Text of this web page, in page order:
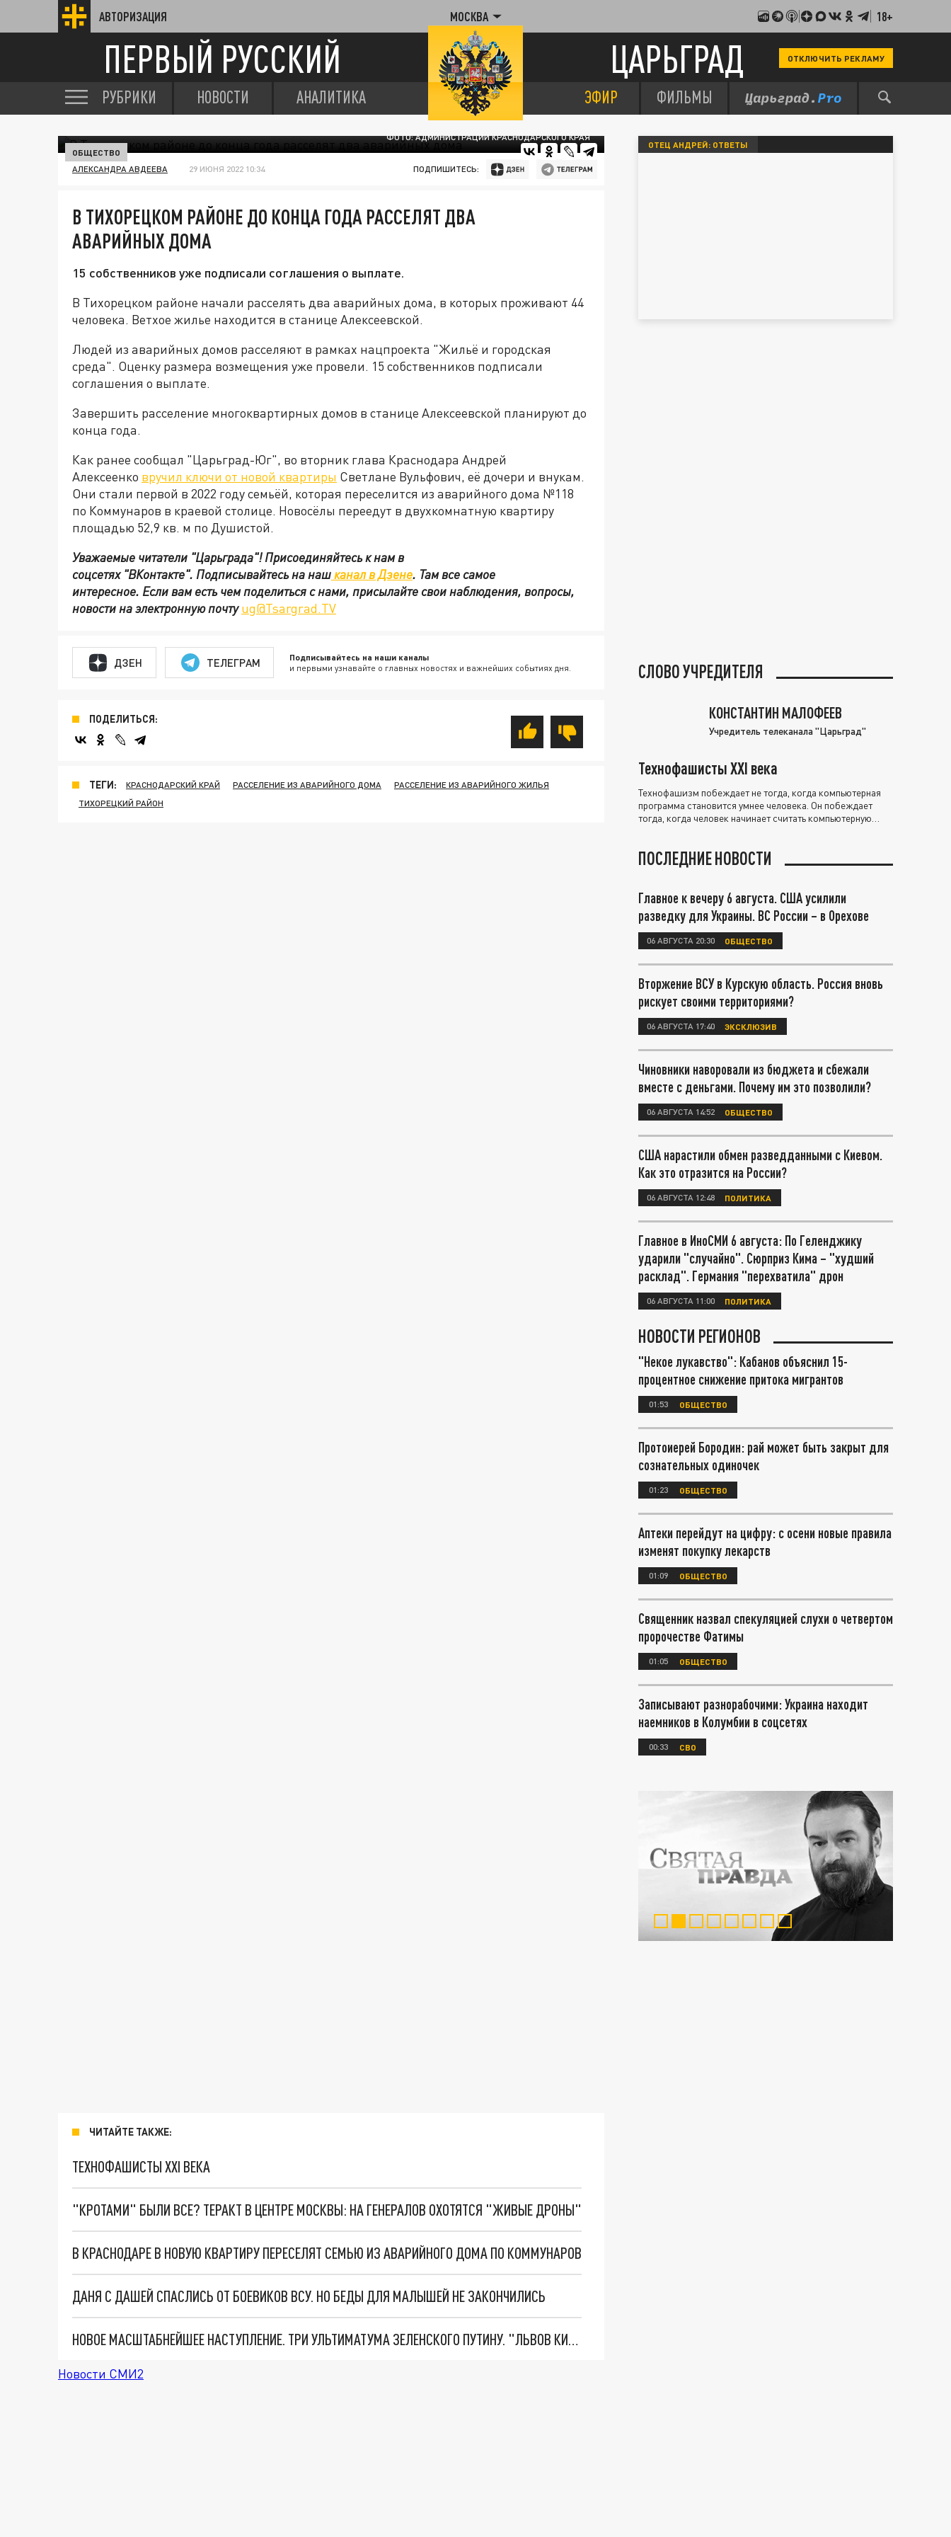
АВТОРИЗАЦИЯ МОСКВА 18+
ПЕРВЫЙ РУССКИЙ ЦАРЬГРАД ОТКЛЮЧИТЬ РЕКЛАМУ
РУБРИКИ НОВОСТИ АНАЛИТИКА ЭФИР ФИЛЬМЫ
ФОТО: АДМИНИСТРАЦИИ КРАСНОДАРСКОГО КРАЯ
ОБЩЕСТВО
АЛЕКСАНДРА АВДЕЕВА 29 ИЮНЯ 2022 10:34 ПОДПИШИТЕСЬ:
В ТИХОРЕЦКОМ РАЙОНЕ ДО КОНЦА ГОДА РАССЕЛЯТ ДВА
АВАРИЙНЫХ ДОМА
15 собственников уже подписали соглашения о выплате.
В Тихорецком районе начали расселять два аварийных дома, в которых проживают 44
человека. Ветхое жилье находится в станице Алексеевской.
Людей из аварийных домов расселяют в рамках нацпроекта "Жильё и городская
среда". Оценку размера возмещения уже провели. 15 собственников подписали
соглашения о выплате.
Завершить расселение многоквартирных домов в станице Алексеевской планируют до
конца года.
Как ранее сообщал "Царьград-Юг", во вторник глава Краснодара Андрей
Алексеенко вручил ключи от новой квартиры Светлане Вульфович, её дочери и внукам.
Они стали первой в 2022 году семьёй, которая переселится из аварийного дома №118
по Коммунаров в краевой столице. Новосёлы переедут в двухкомнатную квартиру
площадью 52,9 кв. м по Душистой.
Уважаемые читатели "Царьграда"!Присоединяйтесь к нам в
соцсетях"ВКонтакте". Подписывайтесь на нашканал в Дзене. Там все самое
интересное. Если вам есть чем поделиться с нами, присылайте свои наблюдения, вопросы,
новости на электронную почтуug@Tsargrad.TV
ДЗЕН ТЕЛЕГРАМ Подписывайтесь на наши каналы
и первыми узнавайте о главных новостях и важнейших событиях дня.
ПОДЕЛИТЬСЯ:
ТЕГИ: КРАСНОДАРСКИЙ КРАЙ РАССЕЛЕНИЕ ИЗ АВАРИЙНОГО ДОМА
РАССЕЛЕНИЕ ИЗ АВАРИЙНОГО ЖИЛЬЯ
ТИХОРЕЦКИЙ РАЙОН
ЧИТАЙТЕ ТАКЖЕ:
ТЕХНОФАШИСТЫ XXI ВЕКА
"КРОТАМИ" БЫЛИ ВСЕ? ТЕРАКТ В ЦЕНТРЕ МОСКВЫ: НА ГЕНЕРАЛОВ ОХОТЯТСЯ "ЖИВЫЕ ДРОНЫ"
В КРАСНОДАРЕ В НОВУЮ КВАРТИРУ ПЕРЕСЕЛЯТ СЕМЬЮ ИЗ АВАРИЙНОГО ДОМА ПО КОММУНАРОВ
ДАНЯ С ДАШЕЙ СПАСЛИСЬ ОТ БОЕВИКОВ ВСУ. НО БЕДЫ ДЛЯ МАЛЫШЕЙ НЕ ЗАКОНЧИЛИСЬ
НОВОЕ МАСШТАБНЕЙШЕЕ НАСТУПЛЕНИЕ. ТРИ УЛЬТИМАТУМА ЗЕЛЕНСКОГО ПУТИНУ. "ЛЬВОВ КИМА" ПОСТАВЯТ НА ПВО? ГЛОБАЛЬНЫЙ ПРОРЫВ ПОД ЗАПОРОЖЬЕМ
Новости СМИ2
ОТЕЦ АНДРЕЙ: ОТВЕТЫ
СЛОВО УЧРЕДИТЕЛЯ
КОНСТАНТИН МАЛОФЕЕВ
Учредитель телеканала "Царьград"
Технофашисты XXI века
Технофашизм побеждает не тогда, когда компьютерная
программа становится умнее человека. Он побеждает
тогда, когда человек начинает считать компьютерную
ПОСЛЕДНИЕ НОВОСТИ
Главное к вечеру 6 августа. США усилили
разведку для Украины. ВС России – в Орехове
06 АВГУСТА 20:30 ОБЩЕСТВО
Вторжение ВСУ в Курскую область. Россия вновь
рискует своими территориями?
06 АВГУСТА 17:40 ЭКСКЛЮЗИВ
Чиновники наворовали из бюджета и сбежали
вместе с деньгами. Почему им это позволили?
06 АВГУСТА 14:52 ОБЩЕСТВО
США нарастили обмен разведданными с Киевом.
Как это отразится на России?
06 АВГУСТА 12:48 ПОЛИТИКА
Главное в ИноСМИ 6 августа: По Геленджику
ударили "случайно". Сюрприз Кима – "худший
расклад". Германия "перехватила" дрон
06 АВГУСТА 11:00 ПОЛИТИКА
НОВОСТИ РЕГИОНОВ
"Некое лукавство": Кабанов объяснил 15-
процентное снижение притока мигрантов
01:53 ОБЩЕСТВО
Протоиерей Бородин: рай может быть закрыт для
сознательных одиночек
01:23 ОБЩЕСТВО
Аптеки перейдут на цифру: с осени новые правила
изменят покупку лекарств
01:09 ОБЩЕСТВО
Священник назвал спекуляцией слухи о четвертом
пророчестве Фатимы
01:05 ОБЩЕСТВО
Записывают разнорабочими: Украина находит
наемников в Колумбии в соцсетях
00:33 СВО